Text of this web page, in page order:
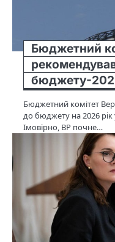
Бюджетний
бюджету-
Бюджетний комітет
до бюджету на 2026 рік
Імовірно, ВР почне…